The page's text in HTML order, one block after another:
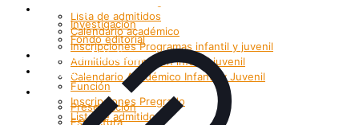
Lista de admitidos
Calendario académico
Inscripciones Programas infantil y juvenil
Admitidos formación infantil juvenil
Calendario Académico Infantil y Juvenil
Bienestar
Presentación
Estructura
Investigación
Investigación
Fondo editorial
Grupos Artísticos
Registro
Función
Inscripciones Pregrado
Lista de admitidos